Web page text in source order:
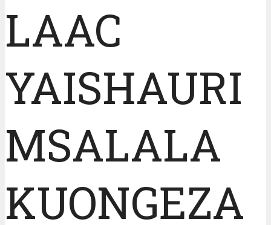
LAAC
YAISHAURI
MSALALA
KUONGEZA